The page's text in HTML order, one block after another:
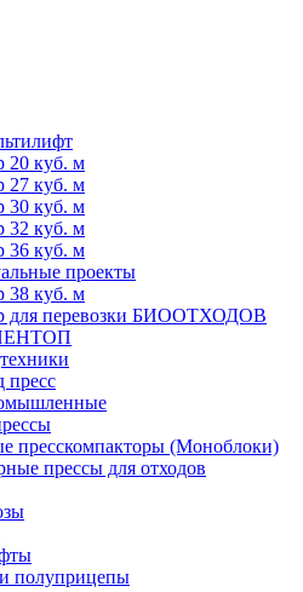
20 куб. м
27 куб. м
30 куб. м
32 куб. м
36 куб. м
проекты
38 куб. м
для перевозки БИООТХОДОВ
пресс
пресскомпакторы (Моноблоки)
прессы для отходов
полуприцепы